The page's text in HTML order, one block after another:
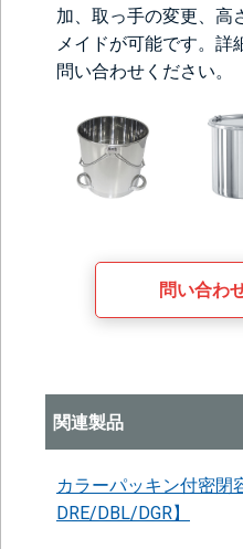
加、取っ手の変更、高
メイドが可能です。詳
問い合わせください。
問い合わ
関連製品
カラーパッキン付密閉
DRE/DBL/DGR】